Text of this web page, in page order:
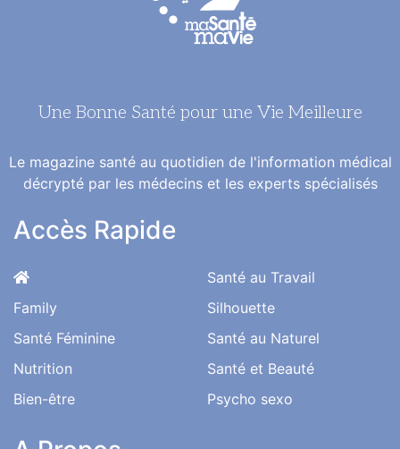
Une Bonne Santé pour une Vie Meilleure
Le magazine santé au quotidien de l'information médical
décrypté par les médecins et les experts spécialisés
Accès Rapide
Family
Santé Féminine
Nutrition
Bien-être
Santé au Travail
Silhouette
Santé au Naturel
Santé et Beauté
Psycho sexo